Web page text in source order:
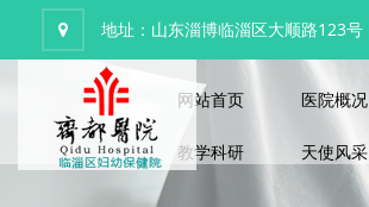
地址：山东淄博临淄区大顺路123号
网站首页 医院概况
教学科研 天使风采